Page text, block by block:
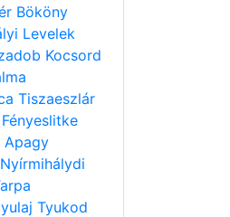
Bököny
Levelek
Kocsord
Tiszaeszlár
Fényeslitke
Apagy
Nyírmihálydi
Tyukod